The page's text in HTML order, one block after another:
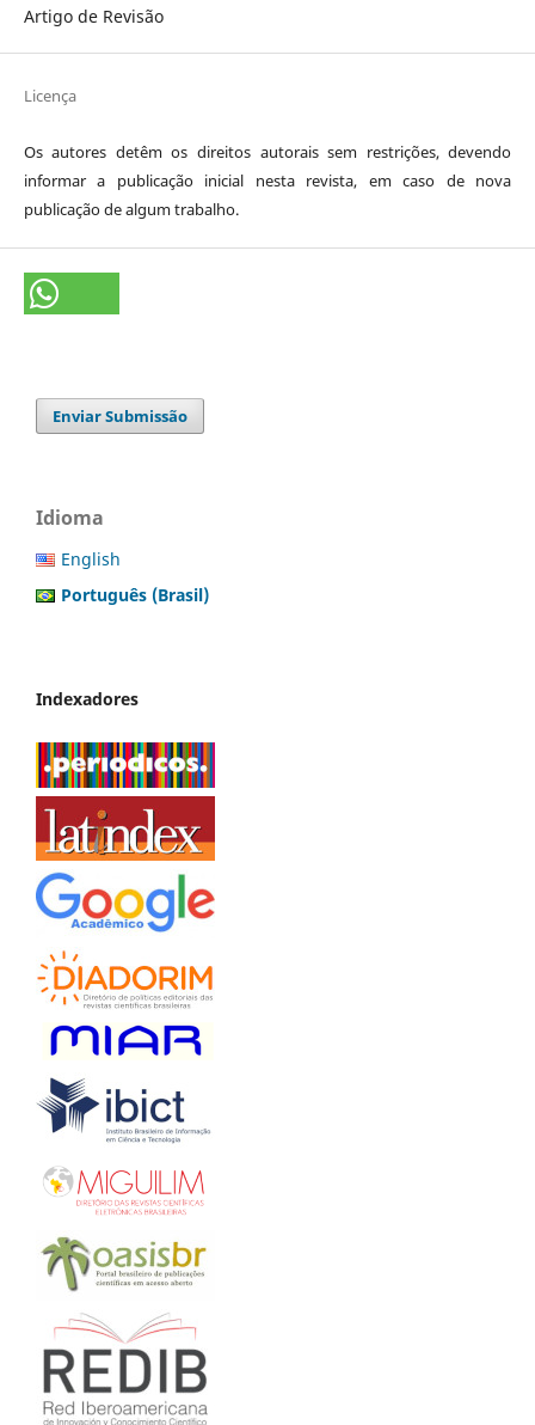
Artigo de Revisão
Licença
Os autores detêm os direitos autorais sem restrições, devendo
informar a publicação inicial nesta revista, em caso de nova
publicação de algum trabalho.
Enviar Submissão
Idioma
English
Português (Brasil)
Indexadores